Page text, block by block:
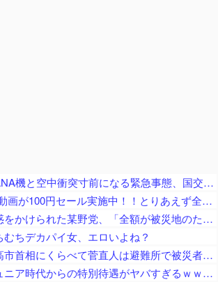
国交省の検査機がANA機と空中衝突寸前になる緊急事態、国交省側は己の非を頑として認めず……
【期間限定】MGS動画が100円セール実施中！！とりあえず全部買うやろｗｗｗｗｗ
募金のピンハネ疑惑をかけられた某野党、「全額が被災地のために使用されます」と議員が反論するも……
むちデカパイ女、エロいよね？
【！】左派さん「高市首相にくらべて菅直人は避難所で被災者に怒鳴られテレビで流され健全！「仕込み」視察じゃない！」
永野芽郁さん、ジュニア時代からの特別待遇がヤバすぎるｗｗｗｗｗ